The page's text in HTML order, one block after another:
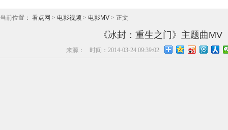
当前位置： 看点网 > 电影视频 > 电影MV > 正文
《冰封：重生之门》主题曲MV
来源： 时间：2014-03-24 09:39:02